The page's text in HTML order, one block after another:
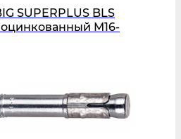
SUPERPLUS BLS
M16-